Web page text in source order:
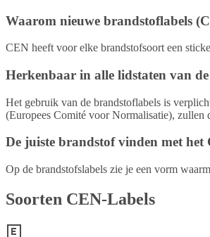
Waarom nieuwe brandstoflabels
CEN heeft voor elke brandstofsoort een
Herkenbaar in alle lidstaten van
Het gebruik van de brandstoflabels is
(Europees Comité voor Normalisatie), zullen
De juiste brandstof vinden met het
Op de brandstofslabels zie je een vorm
Soorten CEN-Labels